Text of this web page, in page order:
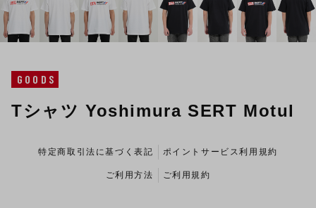
GOODS
Tシャツ Yoshimura SERT Motul
特定商取引法に基づく表記 ポイントサービス利用規約
ご利用方法 ご利用規約